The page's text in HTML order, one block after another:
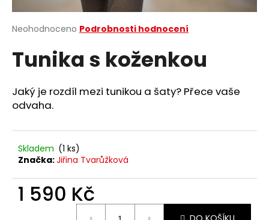
Průměrné
produktu
5
hvězdiček.
Neohodnoceno Podrobnosti hodnocení
Tunika s koženkou
Jaký je rozdíl mezi tunikou a šaty? Přece vaše
odvaha.
Skladem (1 ks)
Značka:Jiřina Tvarůžková
1 590 Kč
a
j
t
D